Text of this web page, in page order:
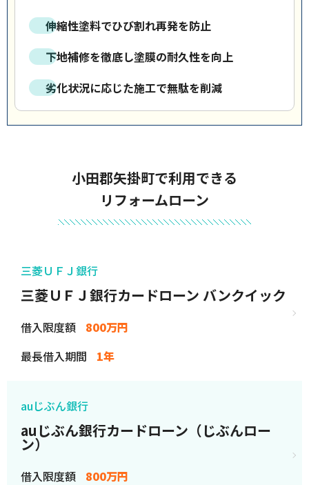
伸縮性塗料でひび割れ再発を防止
下地補修を徹底し塗膜の耐久性を向上
劣化状況に応じた施工で無駄を削減
小田郡矢掛町で利用できる
リフォームローン
三菱ＵＦＪ銀行
三菱ＵＦＪ銀行カードローン バンクイック
借入限度額
800万円
最長借入期間
1年
auじぶん銀行
auじぶん銀行カードローン（じぶんロー
ン）
借入限度額
800万円